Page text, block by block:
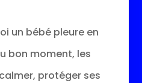
un bébé pleure en
bon moment, les
protéger ses